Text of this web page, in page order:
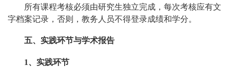
所有课程考核必须由研究生独立完成，每次考核应有文
字档案记录，否则，教务人员不得登录成绩和学分。
五、实践环节与学术报告
1、实践环节